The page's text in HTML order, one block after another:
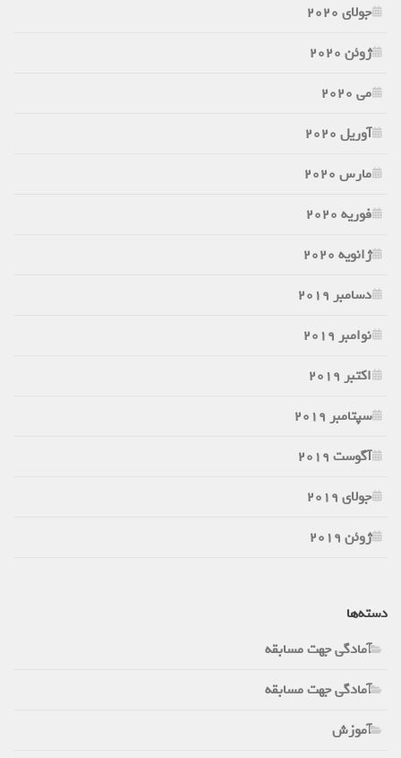
جولای 2020
ژوئن 2020
می 2020
آوریل 2020
مارس 2020
فوریه 2020
ژانویه 2020
دسامبر 2019
نوامبر 2019
اکتبر 2019
سپتامبر 2019
آگوست 2019
جولای 2019
ژوئن 2019
دسته‌ها
آمادگی جهت مسابقه
آمادگی جهت مسابقه
آموزش